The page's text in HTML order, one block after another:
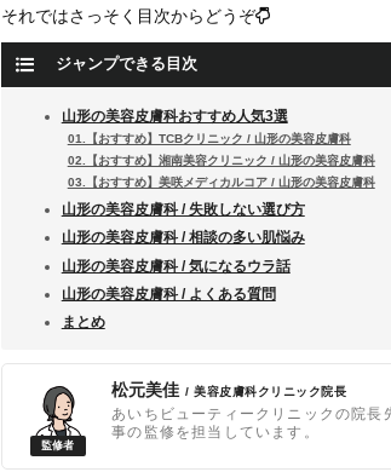
それではさっそく目次からどうぞ
ジャンプできる目次
山形の美容皮膚科おすすめ人気3選
01.【おすすめ】TCBクリニック / 山形の美容皮膚科
02.【おすすめ】湘南美容クリニック / 山形の美容皮膚科
03.【おすすめ】美咲メディカルコア / 山形の美容皮膚科
山形の美容皮膚科 / 失敗しない選び方
山形の美容皮膚科 / 相談の多い肌悩み
山形の美容皮膚科 / 気になるウラ話
山形の美容皮膚科 / よくある質問
まとめ
松元美佳 / 美容皮膚科クリニック院長
あいちビューティークリニックの院長
事の監修を担当しています。